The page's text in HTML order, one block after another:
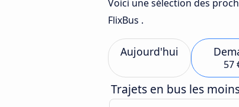
Voici une sélection des
FlixBus .
Aujourd'hui
57
Trajets en bus les